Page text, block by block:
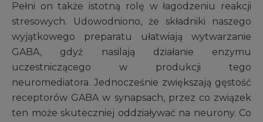
Pełni on także istotną rolę w łagodzeniu reakcji
stresowych. Udowodniono, że składniki naszego
wyjątkowego preparatu ułatwiają wytwarzanie
GABA, gdyż nasilają działanie enzymu
uczestniczącego w produkcji tego
neuromediatora. Jednocześnie zwiększają gęstość
receptorów GABA w synapsach, przez co związek
ten może skuteczniej oddziaływać na neurony. Co